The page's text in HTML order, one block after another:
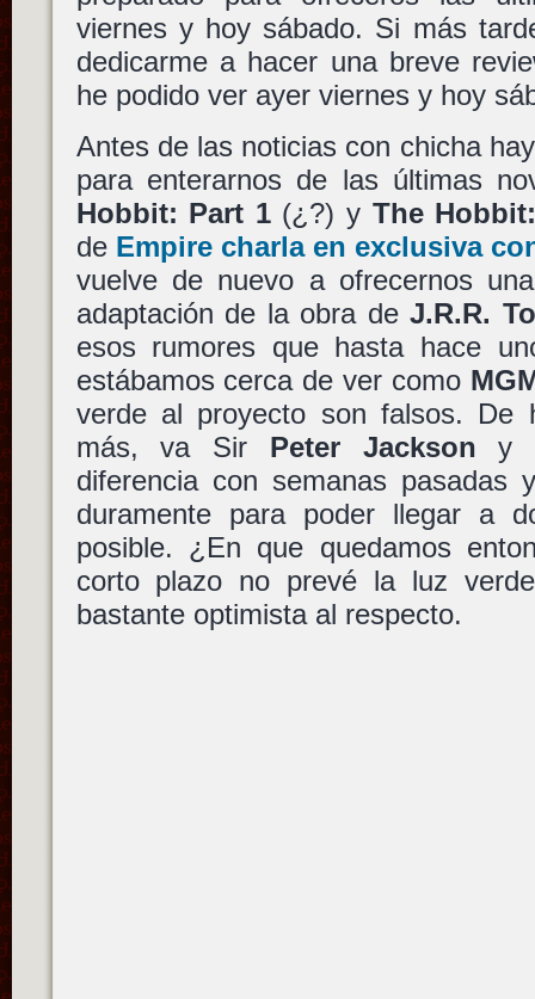
viernes y hoy sábado. Si más
dedicarme a hacer una breve
he podido ver ayer viernes y hoy
Antes de las noticias con chicha
para enterarnos de las últimas
Hobbit: Part 1(¿?) y The
de Empire charla en exclusiva
vuelve de nuevo a ofrecernos
adaptación de la obra deJ.R.R.
esos rumores que hasta hace
estábamos cerca de ver como
verde al proyecto son falsos. De
más, va Sir Peter Jackson y
diferencia con semanas pasadas
duramente para poder llegar a
posible. ¿En que quedamos
corto plazo no prevé la luz
bastante optimista al respecto.